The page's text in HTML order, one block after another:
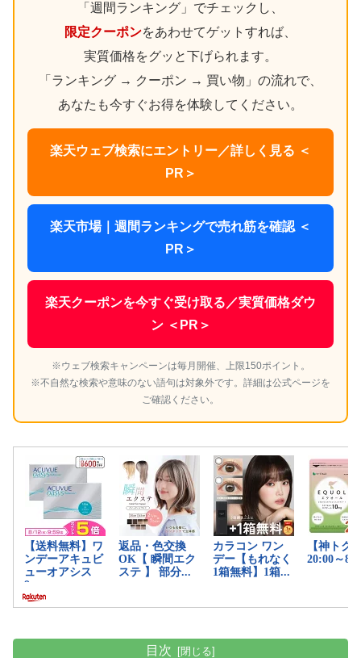
「週間ランキング」でチェックし、
限定クーポンをあわせてゲットすれば、
実質価格をグッと下げられます。
「ランキング → クーポン → 買い物」の流れで、
あなたも今すぐお得を体験してください。
楽天ウェブ検索にエントリー／詳しく見る ＜
PR＞
楽天市場｜週間ランキングで売れ筋を確認 ＜
PR＞
楽天クーポンを今すぐ受け取る／実質価格ダウ
ン ＜PR＞
※ウェブ検索キャンペーンは毎月開催、上限150ポイント。
※不自然な検索や意味のない語句は対象外です。詳細は公式ページを
ご確認ください。
目次